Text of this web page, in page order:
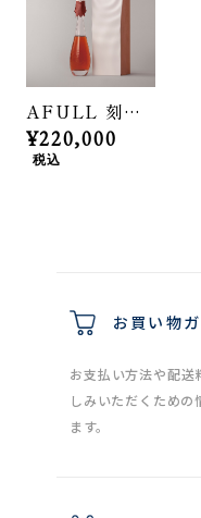
AFULL 刻覚 350mL
¥220,000
税込
お買い物
お支払い方法や配送
しみいただくため
ます。